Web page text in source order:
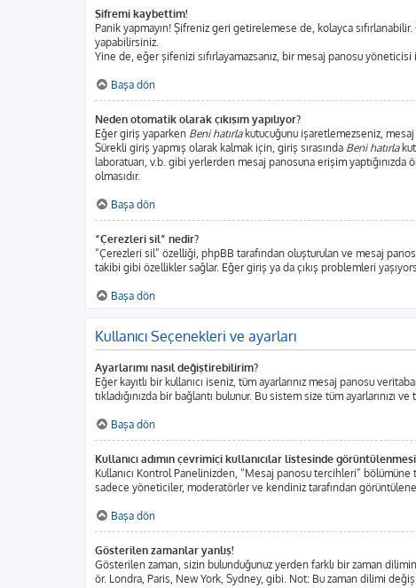
Şifremi kaybettim!
Panik yapmayın! Şifreniz geri getirelemese de, kolayca sıfırlanabilir.
yapabilirsiniz.
Yine de, eğer şifenizi sıfırlayamazsanız, bir mesaj panosu
Başa dön
Neden otomatik olarak çıkışım yapılıyor?
Eğer giriş yaparken Beni hatırlakutucuğunu işaretlemezseniz, mesaj
Sürekli giriş yapmış olarak kalmak için, giriş sırasında Beni hatırla
laboratuarı, v.b. gibi yerlerden mesaj panosuna erişim yaptığınızda
olmasıdır.
Başa dön
“Çerezleri sil” nedir?
“Çerezleri sil” özelliği, phpBB tarafından oluşturulan ve mesaj
takibi gibi özellikler sağlar. Eğer giriş ya da çıkış problemleri
Başa dön
Kullanıcı Seçenekleri ve ayarları
Ayarlarımı nasıl değiştirebilirim?
Eğer kayıtlı bir kullanıcı iseniz, tüm ayarlarınız mesaj panosu
tıkladığınızda bir bağlantı bulunur. Bu sistem size tüm
Başa dön
Kullanıcı adımın çevrimiçi kullanıcılar listesinde
Kullanıcı Kontrol Panelinizden, “Mesaj panosu tercihleri” bölümüne
sadece yöneticiler, moderatörler ve kendiniz tarafından
Başa dön
Gösterilen zamanlar yanlış!
Gösterilen zaman, sizin bulunduğunuz yerden farklı bir zaman
ör. Londra, Paris, New York, Sydney, gibi. Not: Bu zaman dilimi